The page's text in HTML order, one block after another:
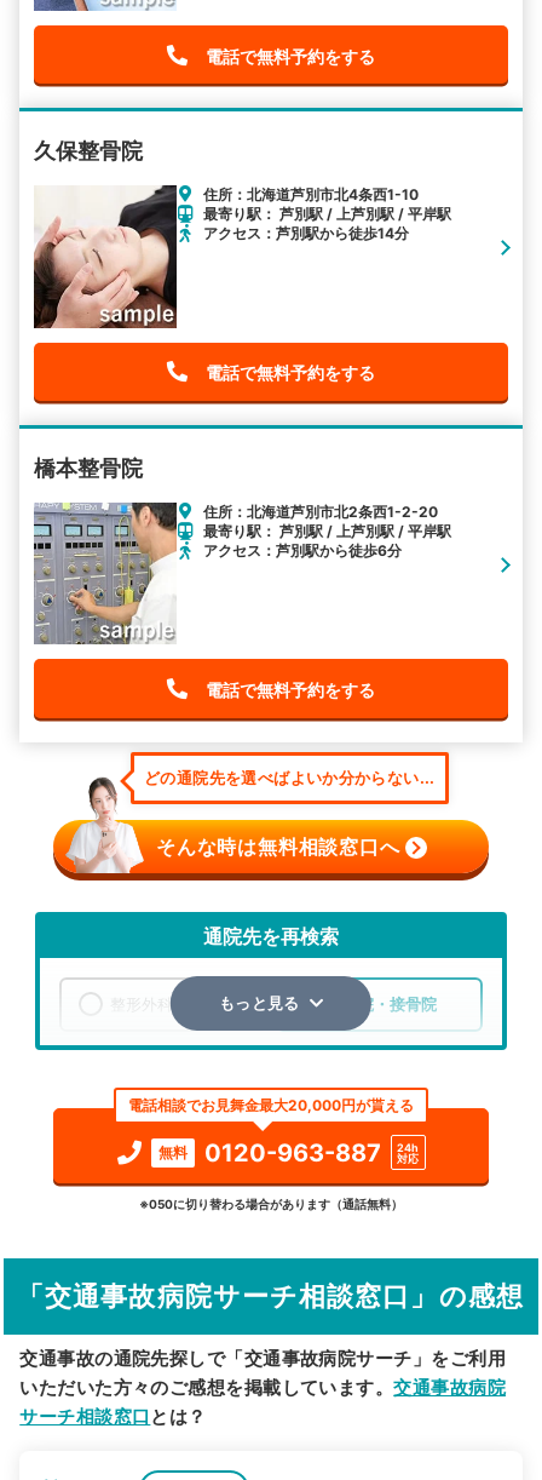
電話で無料予約をする
久保整骨院
住所：北海道芦別市北4条西1-10
最寄り駅： 芦別駅 / 上芦別駅 / 平岸駅
アクセス：芦別駅から徒歩14分
電話で無料予約をする
橋本整骨院
住所：北海道芦別市北2条西1-2-20
最寄り駅： 芦別駅 / 上芦別駅 / 平岸駅
アクセス：芦別駅から徒歩6分
電話で無料予約をする
どの通院先を選べばよいか分からない...
そんな時は無料相談窓口へ
通院先を再検索
整形外科 整骨院・接骨院
検索する
詳細条件で絞り込む
駅から探す 院名から探す
もっと見る
電話相談でお見舞金最大20,000円が貰える
無料 0120-963-887
24h
対応
※050に切り替わる場合があります（通話無料）
「交通事故病院サーチ相談窓口」の感想
交通事故の通院先探しで「交通事故病院サーチ」をご利用
いただいた方々のご感想を掲載しています。交通事故病院
サーチ相談窓口 とは？